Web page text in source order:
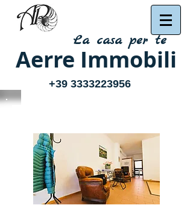
Aerre Immobili
La casa per te
+39 3333223956